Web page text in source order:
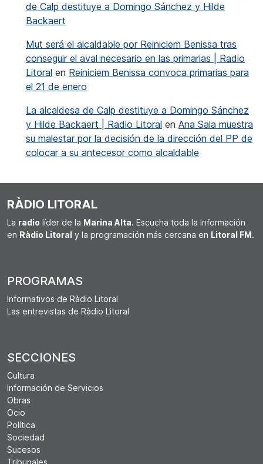
de Calp destituye a Domingo Sánchez y Hilde
Backaert
Mut será el alcaldable por Reiniciem Benissa tras
conseguir el aval necesario en las primarias | Radio
Litoral en Reiniciem Benissa convoca primarias para
el 21 de enero
La alcaldesa de Calp destituye a Domingo Sánchez
y Hilde Backaert | Radio Litoral en Ana Sala muestra
su malestar por la decisión de la dirección del PP de
colocar a su antecesor como alcaldable
RÀDIO LITORAL
La radio líder de la Marina Alta. Escucha toda la información
en Ràdio Litoral y la programación más cercana en Litoral FM.
PROGRAMAS
Informativos de Ràdio Litoral
Las entrevistas de Ràdio Litoral
SECCIONES
Cultura
Información de Servicios
Obras
Ocio
Política
Sociedad
Sucesos